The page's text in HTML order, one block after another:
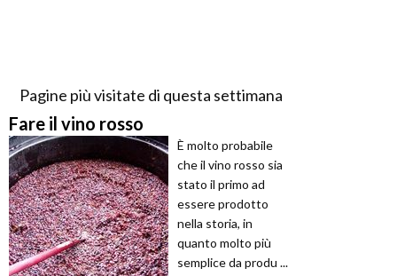
Pagine più visitate di questa settimana
Fare il vino rosso
È molto probabile
che il vino rosso sia
stato il primo ad
essere prodotto
nella storia, in
quanto molto più
semplice da produ ...